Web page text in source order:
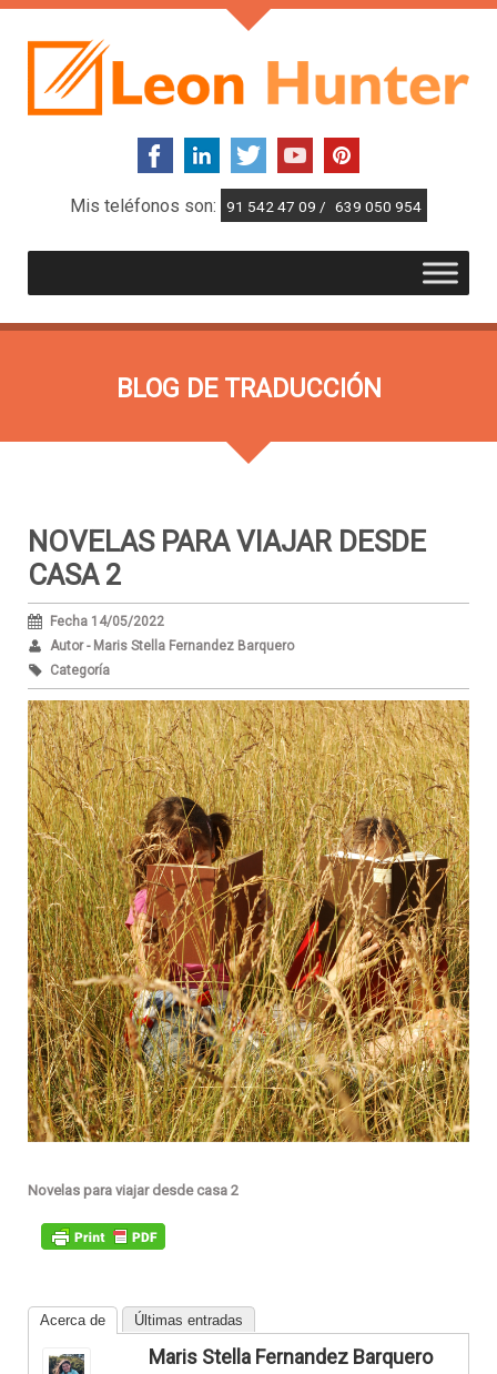
Mis teléfonos son: 91 542 47 09 / 639 050 954
BLOG DE TRADUCCIÓN
NOVELAS PARA VIAJAR DESDE
CASA 2
Fecha 14/05/2022
Autor - Maris Stella Fernandez Barquero
Categoría
Novelas para viajar desde casa 2
Acerca de Últimas entradas
Maris Stella Fernandez Barquero